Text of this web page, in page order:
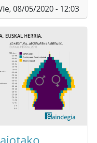
08/05/2020 - 12:03